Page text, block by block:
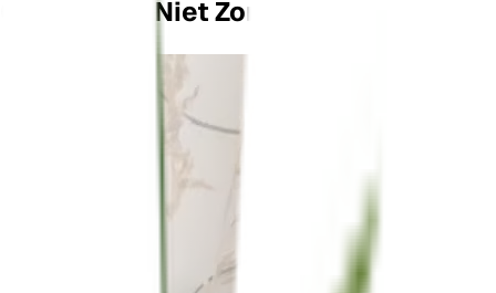
Geloof Ons Niet Zomaar Op Ons